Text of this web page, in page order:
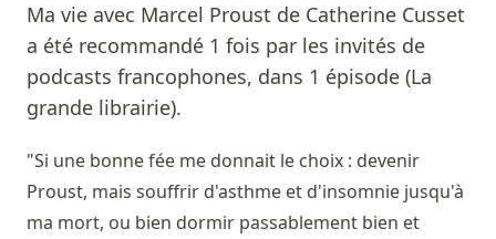
Ma vie avec Marcel Proust de Catherine Cusset
a été recommandé 1 fois par les invités de
podcasts francophones, dans 1 épisode (La
grande librairie).
"Si une bonne fée me donnait le choix : devenir
Proust, mais souffrir d'asthme et d'insomnie jusqu'à
ma mort, ou bien dormir passablement bien et